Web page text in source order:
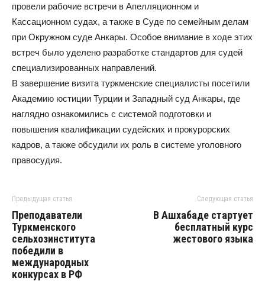
провели рабочие встречи в Апелляционном и
Кассационном судах, а также в Суде по семейным делам
при Окружном суде Анкары. Особое внимание в ходе этих
встреч было уделено разработке стандартов для судей
специализированных направлений.
В завершение визита туркменские специалисты посетили
Академию юстиции Турции и Западный суд Анкары, где
наглядно ознакомились с системой подготовки и
повышения квалификации судейских и прокурорских
кадров, а также обсудили их роль в системе уголовного
правосудия.
Предыдущая статья
Преподаватели
Туркменского
сельхозинститута
победили в
международных
конкурсах в РФ
Следующая статья
В Ашхабаде стартует
бесплатный курс
жестового языка